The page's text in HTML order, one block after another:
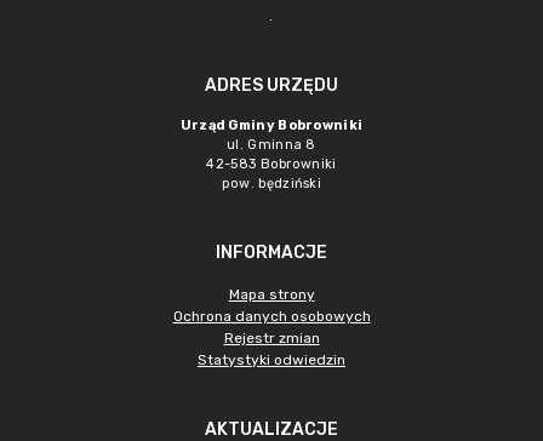
.
ADRES URZĘDU
Urząd Gminy Bobrowniki
ul. Gminna 8
42-583 Bobrowniki
pow. będziński
INFORMACJE
Mapa strony
Ochrona danych osobowych
Rejestr zmian
Statystyki odwiedzin
AKTUALIZACJE